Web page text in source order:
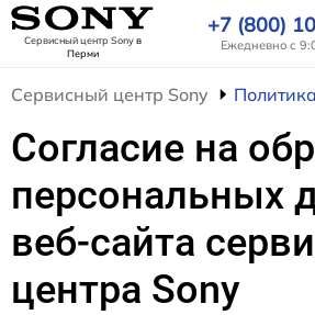
Сервисный центр Sonyв
Перми
+7 (800)
Ежедневно с
Сервисный центр Sony
Согласие на
персональных
веб-сайта
центра Sony